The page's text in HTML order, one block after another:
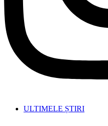
ULTIMELE ȘTIRI